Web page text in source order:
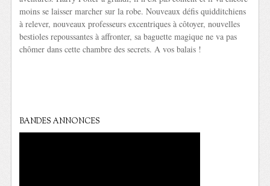
moins se laisser marcher sur la robe. Nouveaux défis quidditchiens
à relever, nouveaux professeurs excentriques à côtoyer, nouvelles
bestioles repoussantes à affronter, sa baguette magique ne va pas
chômer dans cette chambre des secrets. A vos balais !
BANDES ANNONCES